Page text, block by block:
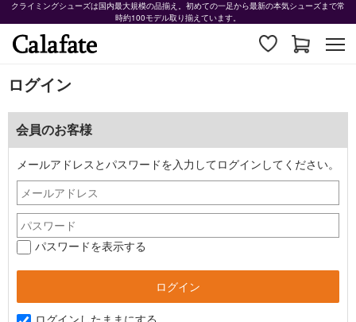
クライミングシューズは国内最大規模の品揃え。初めての一足から最新の本気シューズまで常
時約100モデル取り揃えています。
ログイン
会員のお客様
メールアドレスとパスワードを入力してログインしてください。
パスワードを表示する